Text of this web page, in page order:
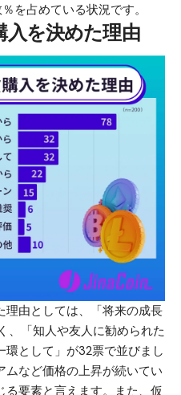
を占めている状況です。
入を決めた理由
理由としては、「将来の成長
、「知人や友人に勧められた
として」が32票で並びまし
ムなど価格の上昇が続いてい
る要素と言えます。また、仮